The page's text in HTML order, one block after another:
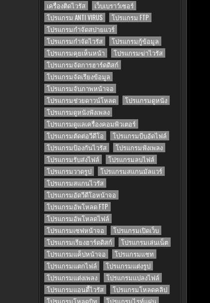
เครื่องติดไวรัส
เว็บเบราว์เซอร์
โปรแกรม ANTI VIRUS
โปรแกรม FTP
โปรแกรมกำจัดสปายแวร์
โปรแกรมกำจัดไวรัส
โปรแกรมกู้ข้อมูล
โปรแกรมคุยเห็นหน้า
โปรแกรมฆ่าไวรัส
โปรแกรมจัดการฮาร์ดดิสก์
โปรแกรมจัดเรียงข้อมูล
โปรแกรมจับภาพหน้าจอ
โปรแกรมช่วยดาวน์โหลด
โปรแกรมดูหนัง
โปรแกรมดูหนังฟังเพลง
โปรแกรมดูแลเครื่องคอมพิวเตอร์
โปรแกรมตัดต่อวีดีโอ
โปรแกรมบีบอัดไฟล์
โปรแกรมป้องกันไวรัส
โปรแกรมฟังเพลง
โปรแกรมรับส่งไฟล์
โปรแกรมลบไฟล์
โปรแกรมวาดรูป
โปรแกรมสแกนมัลแวร์
โปรแกรมสแกนไวรัส
โปรแกรมอัดวีดีโอหน้าจอ
โปรแกรมอัพโหลด FTP
โปรแกรมอัพโหลดไฟล์
โปรแกรมเซฟหน้าจอ
โปรแกรมเปิดเว็บ
โปรแกรมเรียงฮาร์ดดิสก์
โปรแกรมเล่นเน็ต
โปรแกรมแค็ปหน้าจอ
โปรแกรมแชท
โปรแกรมแตกไฟล์
โปรแกรมแต่งรูป
โปรแกรมแต่งเพลง
โปรแกรมแปลงไฟล์
โปรแกรมแอนตี้ไวรัส
โปรแกรมโหลดคลิป
โปรแกรมโหลดบิท
โปรแกรมไรท์แผ่น